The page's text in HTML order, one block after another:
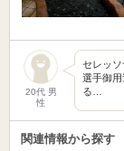
20代 男
性
セレッ
選手御
る…
関連情報から探す